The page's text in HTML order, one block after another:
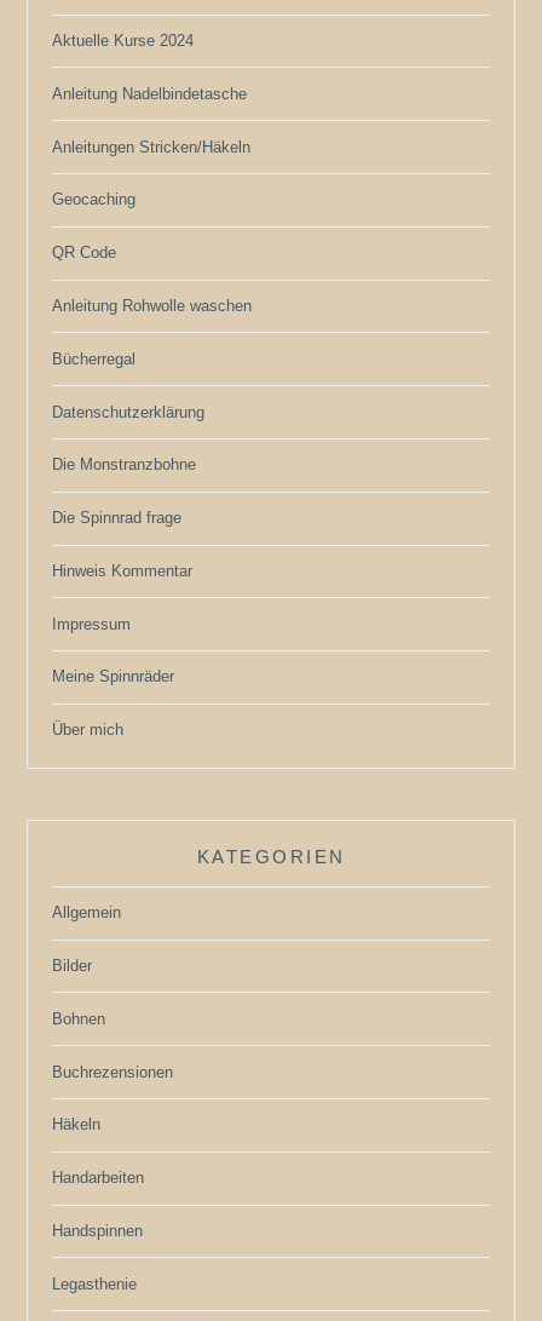
Aktuelle Kurse 2024
Anleitung Nadelbindetasche
Anleitungen Stricken/Häkeln
Geocaching
QR Code
Anleitung Rohwolle waschen
Bücherregal
Datenschutzerklärung
Die Monstranzbohne
Die Spinnrad frage
Hinweis Kommentar
Impressum
Meine Spinnräder
Über mich
KATEGORIEN
Allgemein
Bilder
Bohnen
Buchrezensionen
Häkeln
Handarbeiten
Handspinnen
Legasthenie